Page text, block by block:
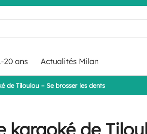
20 ans Actualités Milan
de Tiloulou – Se brosser les dents
karaoké de